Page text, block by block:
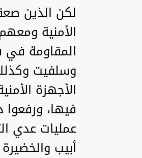
لكن الذين
الأمنية
المقاومة في
وسلفيت
الأجهزة
فيها، ورفعوا
عمليات عدي
أبيب